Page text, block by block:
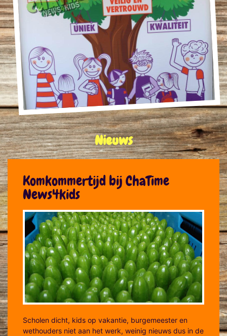
Nieuws
Komkommertijd bij ChaTime
News4kids
Scholen dicht, kids op vakantie, burgemeester en
wethouders niet aan het werk, weinig nieuws dus in de